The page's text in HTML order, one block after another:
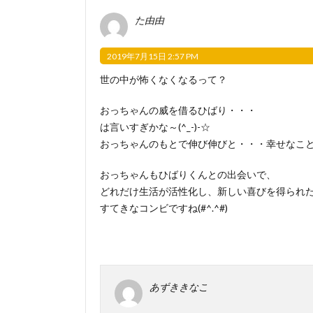
た由由
2019年7月15日 2:57 PM
世の中が怖くなくなるって？
おっちゃんの威を借るひばり・・・
は言いすぎかな～(^_-)-☆
おっちゃんのもとで伸び伸びと・・・幸せなこと
おっちゃんもひばりくんとの出会いで、
どれだけ生活が活性化し、新しい喜びを得られ
すてきなコンビですね(#^.^#)
あずききなこ